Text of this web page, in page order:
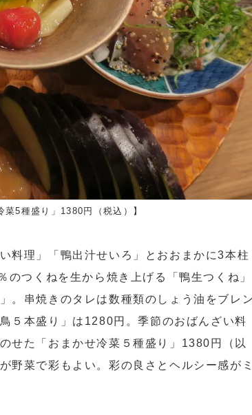
5種盛り」1380円（税込）】
料理」「鴨出汁せいろ」とおおまかに3本柱
つくねを生から焼き上げる「鴨生つくね」
。串焼きのタレは数種類のしょう油をブレ
５本盛り」は1280円。季節のおばんざい料
せた「おまかせ冷菜５種盛り」1380円（以
野菜で彩もよい。彩の良さとヘルシー感が